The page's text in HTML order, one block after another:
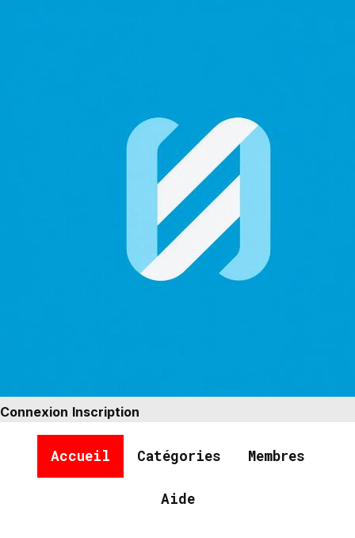
Connexion Inscription
Accueil Catégories Membres
Aide